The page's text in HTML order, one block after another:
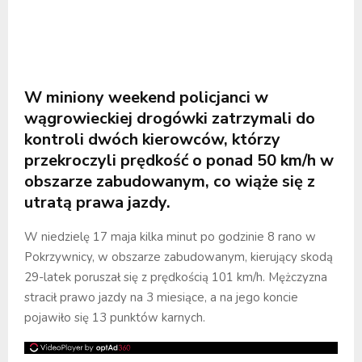
W miniony weekend policjanci w
wągrowieckiej drogówki zatrzymali do
kontroli dwóch kierowców, którzy
przekroczyli prędkość o ponad 50 km/h w
obszarze zabudowanym, co wiąże się z
utratą prawa jazdy.
W niedzielę 17 maja kilka minut po godzinie 8 rano w
Pokrzywnicy, w obszarze zabudowanym, kierujący skodą
29-latek poruszał się z prędkością 101 km/h. Mężczyzna
stracił prawo jazdy na 3 miesiące, a na jego koncie
pojawiło się 13 punktów karnych.